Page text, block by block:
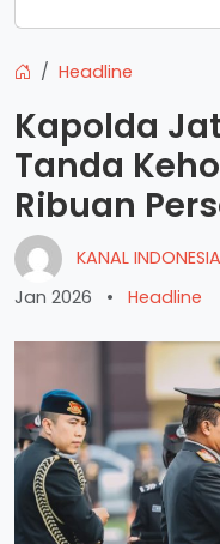
Headline
Kapolda
Tanda
Ribuan
KANAL
Jan 2026
• Headline